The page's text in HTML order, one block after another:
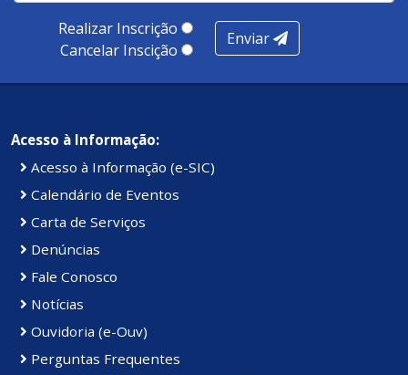
Kennedy.Realizar Inscrição
Cancelar Inscição
Enviar
Acesso à Informação:
Acesso à Informação (e-SIC)
Calendário de Eventos
Carta de Serviços
Denúncias
Fale Conosco
Notícias
Ouvidoria (e-Ouv)
Perguntas Frequentes